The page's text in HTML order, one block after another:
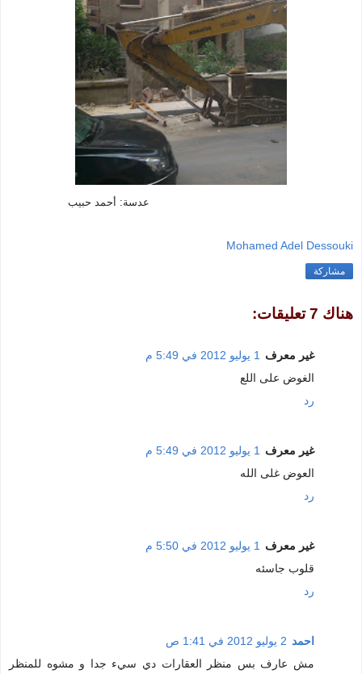
عدسة: أحمد حبيب
Mohamed Adel Dessouki
مشاركة
هناك 7 تعليقات:
غير معرف
1 يوليو 2012 في 5:49 م
الغوض على اللع
رد
غير معرف
1 يوليو 2012 في 5:49 م
العوض غلى الله
رد
غير معرف
1 يوليو 2012 في 5:50 م
قلوب جاسئه
رد
احمد 2 يوليو 2012 في 1:41 ص
مش عارف بس منظر العقارات دي سيء جدا و مشوه للمنظر